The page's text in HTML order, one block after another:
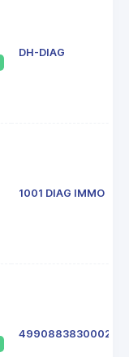
DH-DIAG
1001 DIAG IMMO
49908838300025